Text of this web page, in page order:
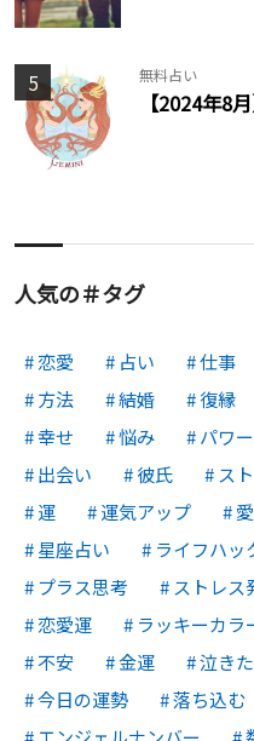
5 無料占い
【2024年8
人気の＃タグ
恋愛 占い 仕事
方法
結婚 復縁
幸せ
悩み パワ
出会い
彼氏 ス
運
運気アップ
星座占い
ライフハッ
プラス思考
ストレス
恋愛運
ラッキーカラ
不安
金運 泣き
今日の運勢
落ち込む